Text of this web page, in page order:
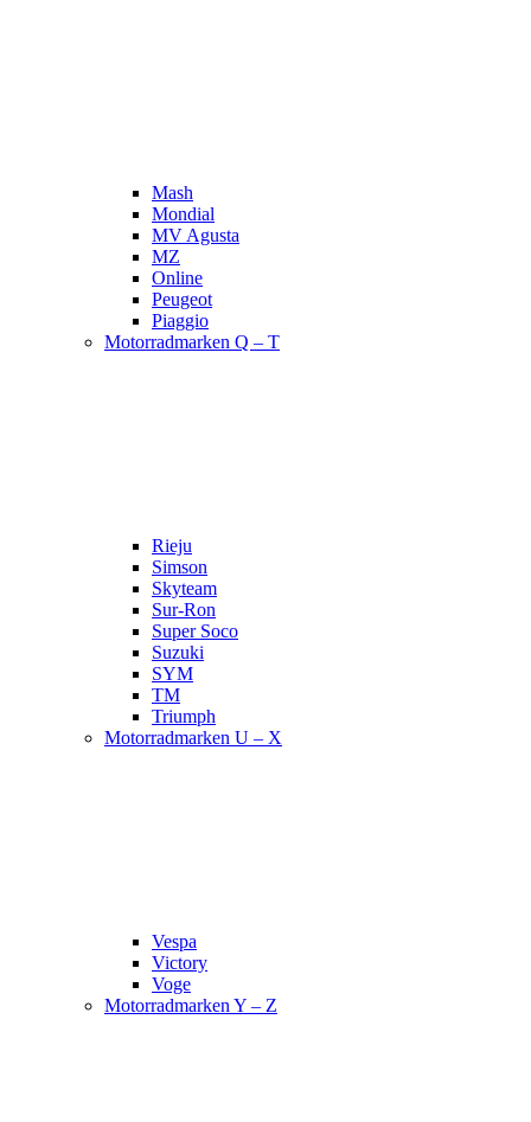
Mash
Mondial
MV Agusta
MZ
Online
Peugeot
Piaggio
Motorradmarken Q – T
Rieju
Simson
Skyteam
Sur-Ron
Super Soco
Suzuki
SYM
TM
Triumph
Motorradmarken U – X
Vespa
Victory
Voge
Motorradmarken Y – Z